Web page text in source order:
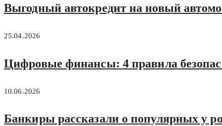
Выгодный автокредит на новый
25.04.2026
Цифровые финансы: 4 правила
10.06.2026
Банкиры рассказали о популярных у